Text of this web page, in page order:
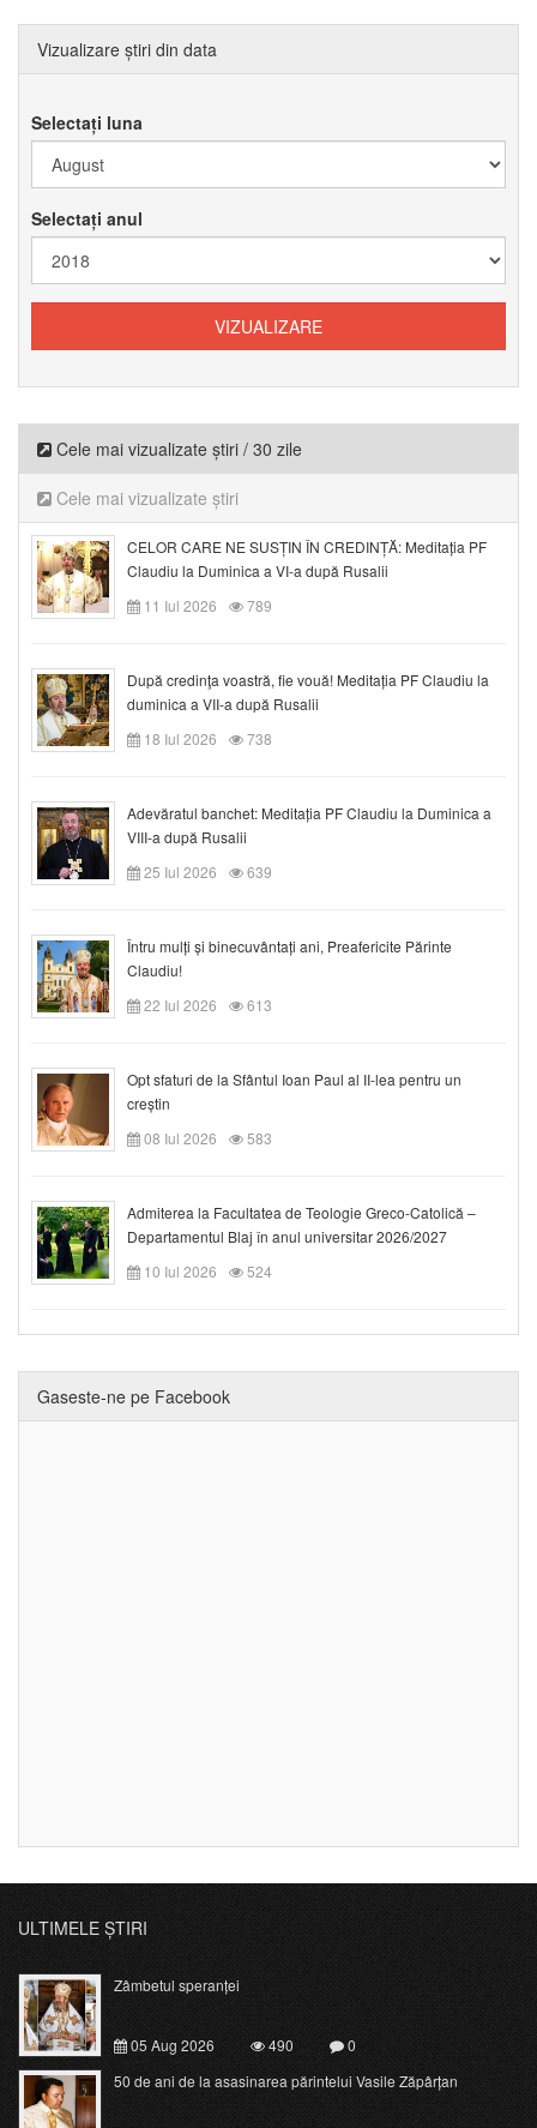
Vizualizare știri din data
Selectați luna
Selectați anul
Cele mai vizualizate știri / 30 zile
Cele mai vizualizate știri
CELOR CARE NE SUSȚIN ÎN CREDINȚĂ: Meditația PF
Claudiu la Duminica a VI-a după Rusalii
11 Iul 2026
789
După credinţa voastră, fie vouă! Meditația PF Claudiu la
duminica a VII-a după Rusalii
18 Iul 2026
738
Adevăratul banchet: Meditația PF Claudiu la Duminica a
VIII-a după Rusalii
25 Iul 2026
639
Întru mulți și binecuvântați ani, Preafericite Părinte
Claudiu!
22 Iul 2026
613
Opt sfaturi de la Sfântul Ioan Paul al II-lea pentru un
creștin
08 Iul 2026
583
Admiterea la Facultatea de Teologie Greco-Catolică –
Departamentul Blaj în anul universitar 2026/2027
10 Iul 2026
524
Gaseste-ne pe Facebook
ULTIMELE ȘTIRI
Zâmbetul speranței
05 Aug 2026 490
0
50 de ani de la asasinarea părintelui Vasile Zăpârțan